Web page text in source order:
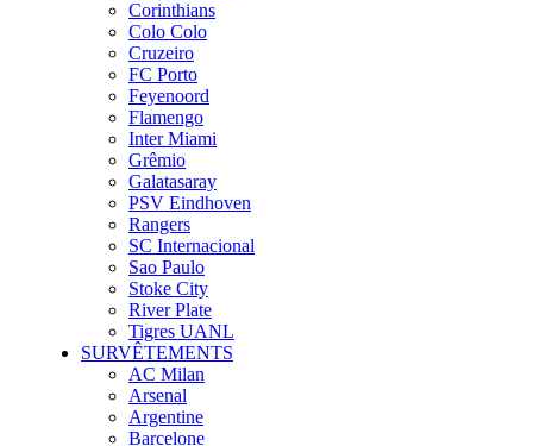
Corinthians
Colo Colo
Cruzeiro
FC Porto
Feyenoord
Flamengo
Inter Miami
Grêmio
Galatasaray
PSV Eindhoven
Rangers
SC Internacional
Sao Paulo
Stoke City
River Plate
Tigres UANL
SURVÊTEMENTS
AC Milan
Arsenal
Argentine
Barcelone